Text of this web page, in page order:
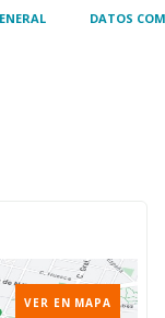
DATOS
VER EN MAPA